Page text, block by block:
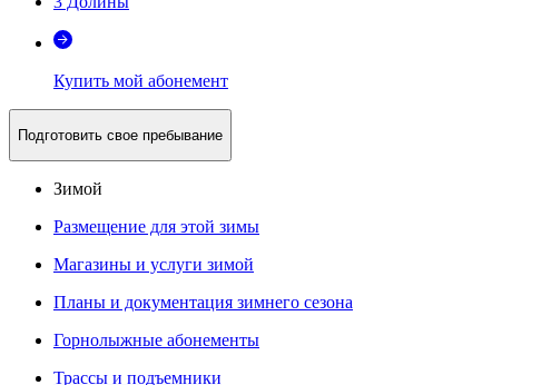
Купить мой абонемент
Подготовить свое пребывание
Зимой
Размещение для этой зимы
Магазины и услуги зимой
Планы и документация зимнего сезона
Горнолыжные абонементы
Трассы и подъемники